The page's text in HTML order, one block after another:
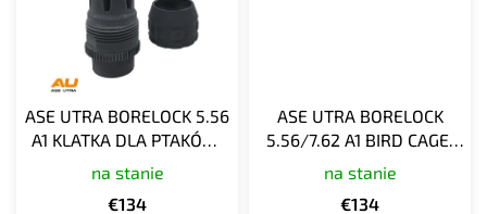
ASE UTRA BORELOCK 5.56
A1 KLATKA DLA PTAKÓW,
M14X1 LH, AMORTYZATOR
STRZELNICZY
na stanie
€134
ASE UTRA BORELOCK
5.56/7.62 A1 BIRD CAGE,
M15X1, AMORTYZATOR
STRZELNICZY
na stanie
€134